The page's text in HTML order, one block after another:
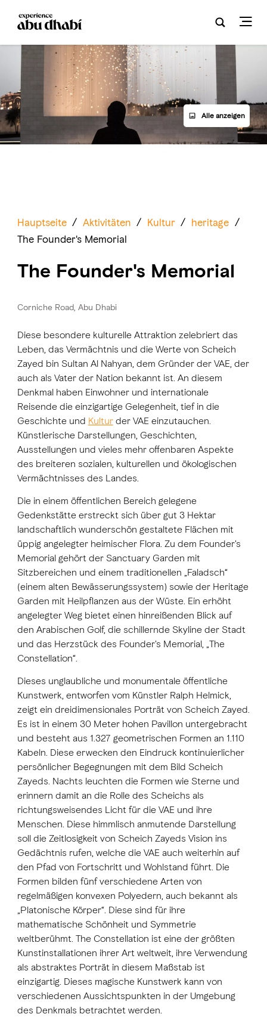
Alle anzeigen
Hauptseite / Aktivitäten / Kultur / heritage /
The Founder's Memorial
The Founder's Memorial
Corniche Road, Abu Dhabi
Diese besondere kulturelle Attraktion zelebriert das
Leben, das Vermächtnis und die Werte von Scheich
Zayed bin Sultan Al Nahyan, dem Gründer der VAE, der
auch als Vater der Nation bekannt ist. An diesem
Denkmal haben Einwohner und internationale
Reisende die einzigartige Gelegenheit, tief in die
Geschichte und Kulturder VAE einzutauchen.
Künstlerische Darstellungen, Geschichten,
Ausstellungen und vieles mehr offenbaren Aspekte
des breiteren sozialen, kulturellen und ökologischen
Vermächtnisses des Landes.
Die in einem öffentlichen Bereich gelegene
Gedenkstätte erstreckt sich über gut 3 Hektar
landschaftlich wunderschön gestaltete Flächen mit
üppig angelegter heimischer Flora. Zu dem Founder's
Memorial gehört der Sanctuary Garden mit
Sitzbereichen und einem traditionellen „Faladsch“
(einem alten Bewässerungssystem) sowie der Heritage
Garden mit Heilpflanzen aus der Wüste. Ein erhöht
angelegter Weg bietet einen hinreißenden Blick auf
den Arabischen Golf, die schillernde Skyline der Stadt
und das Herzstück des Founder's Memorial, „The
Constellation“.
Dieses unglaubliche und monumentale öffentliche
Kunstwerk, entworfen vom Künstler Ralph Helmick,
zeigt ein dreidimensionales Porträt von Scheich Zayed.
Es ist in einem 30 Meter hohen Pavillon untergebracht
und besteht aus 1.327 geometrischen Formen an 1.110
Kabeln. Diese erwecken den Eindruck kontinuierlicher
persönlicher Begegnungen mit dem Bild Scheich
Zayeds. Nachts leuchten die Formen wie Sterne und
erinnern damit an die Rolle des Scheichs als
richtungsweisendes Licht für die VAE und ihre
Menschen. Diese himmlisch anmutende Darstellung
soll die Zeitlosigkeit von Scheich Zayeds Vision ins
Gedächtnis rufen, welche die VAE auch weiterhin auf
den Pfad von Fortschritt und Wohlstand führt. Die
Formen bilden fünf verschiedene Arten von
regelmäßigen konvexen Polyedern, auch bekannt als
„Platonische Körper“. Diese sind für ihre
mathematische Schönheit und Symmetrie
weltberühmt. The Constellation ist eine der größten
Kunstinstallationen ihrer Art weltweit, ihre Verwendung
als abstraktes Porträt in diesem Maßstab ist
einzigartig. Dieses magische Kunstwerk kann von
verschiedenen Aussichtspunkten in der Umgebung
des Denkmals betrachtet werden.